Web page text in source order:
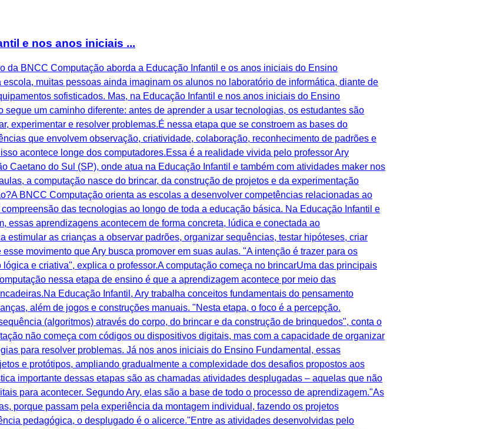
e nos anos iniciais ...
da BNCC Computação aborda a Educação Infantil e os anos iniciais do Ensino
muitas pessoas ainda imaginam os alunos no laboratório de informática, diante de
sofisticados. Mas, na Educação Infantil e nos anos iniciais do Ensino
um caminho diferente: antes de aprender a usar tecnologias, os estudantes são
experimentar e resolver problemas.É nessa etapa que se constroem as bases do
que envolvem observação, criatividade, colaboração, reconhecimento de padrões e
acontece longe dos computadores.Essa é a realidade vivida pelo professor Ary
Caetano do Sul (SP), onde atua na Educação Infantil e também com atividades maker nos
a computação nasce do brincar, da construção de projetos e da experimentação
BNCC Computação orienta as escolas a desenvolver competências relacionadas ao
das tecnologias ao longo de toda a educação básica. Na Educação Infantil e
essas aprendizagens acontecem de forma concreta, lúdica e conectada ao
estimular as crianças a observar padrões, organizar sequências, testar hipóteses, criar
movimento que Ary busca promover em suas aulas. "A intenção é trazer para os
e criativa", explica o professor.A computação começa no brincarUma das principais
nessa etapa de ensino é que a aprendizagem acontece por meio das
Educação Infantil, Ary trabalha conceitos fundamentais do pensamento
além de jogos e construções manuais. "Nesta etapa, o foco é a percepção.
(algoritmos) através do corpo, do brincar e da construção de brinquedos", conta o
não começa com códigos ou dispositivos digitais, mas com a capacidade de organizar
para resolver problemas. Já nos anos iniciais do Ensino Fundamental, essas
e protótipos, ampliando gradualmente a complexidade dos desafios propostos aos
importante dessas etapas são as chamadas atividades desplugadas – aquelas que não
para acontecer. Segundo Ary, elas são a base de todo o processo de aprendizagem."As
porque passam pela experiência da montagem individual, fazendo os projetos
pedagógica, o desplugado é o alicerce."Entre as atividades desenvolvidas pelo